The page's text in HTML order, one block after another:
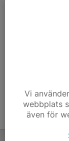
Vi
webbplats
även för